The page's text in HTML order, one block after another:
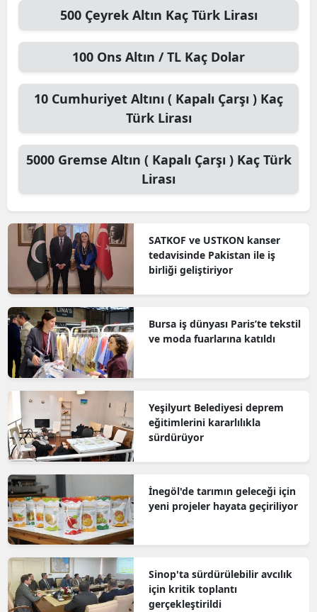
500 Çeyrek Altın Kaç Türk Lirası
100 Ons Altın / TL Kaç Dolar
10 Cumhuriyet Altını ( Kapalı Çarşı ) Kaç
Türk Lirası
5000 Gremse Altın ( Kapalı Çarşı )Kaç Türk
Lirası
SATKOF ve USTKON kanser
tedavisinde Pakistan ile iş
birliği geliştiriyor
Bursa iş dünyası Paris’te tekstil
ve moda fuarlarına katıldı
Yeşilyurt Belediyesi deprem
eğitimlerini kararlılıkla
sürdürüyor
İnegöl'de tarımın geleceği için
yeni projeler hayata geçiriliyor
Sinop'ta sürdürülebilir avcılık
için kritik toplantı
gerçekleştirildi